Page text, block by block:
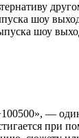
шоу
шоу
—
при